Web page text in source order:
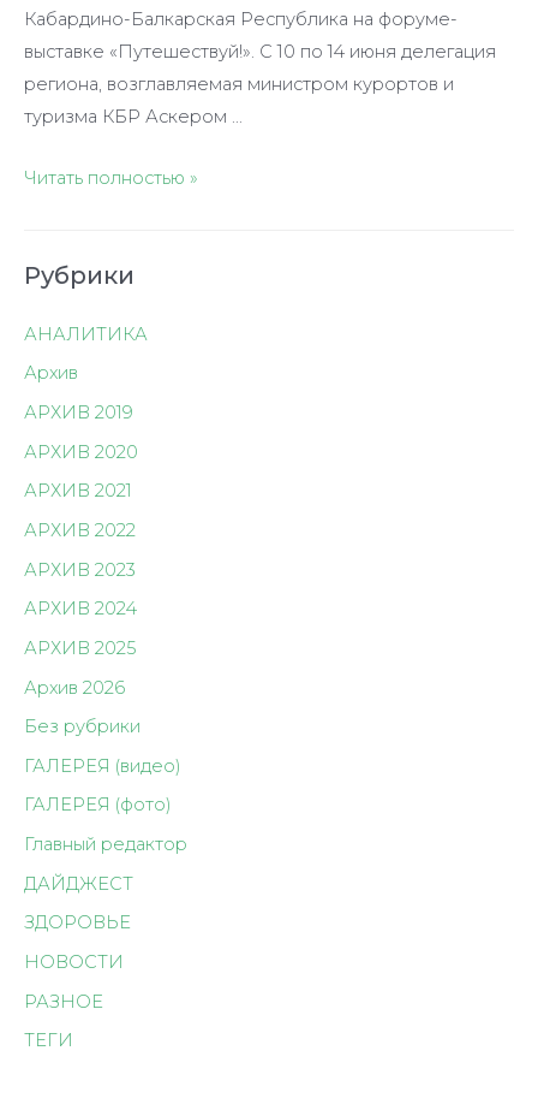
Кабардино-Балкарская Республика на форуме-
выставке «Путешествуй!». С 10 по 14 июня делегация
региона, возглавляемая министром курортов и
туризма КБР Аскером …
Кабардино-
в
Читать полностью »
Рубрики
АНАЛИТИКА
Архив
АРХИВ 2019
АРХИВ 2020
АРХИВ 2021
АРХИВ 2022
АРХИВ 2023
АРХИВ 2024
АРХИВ 2025
Архив 2026
Без рубрики
ГАЛЕРЕЯ (видео)
ГАЛЕРЕЯ (фото)
Главный редактор
ДАЙДЖЕСТ
ЗДОРОВЬЕ
НОВОСТИ
РАЗНОЕ
ТЕГИ